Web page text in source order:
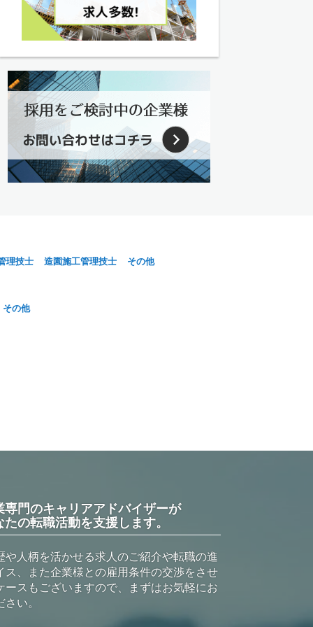
理技士 造園施工管理技士 その他
その他
専門のキャリアアドバイザーが
たの転職活動を支援します。
や人柄を活かせる求人のご紹介や転職の進
ス、また企業様との雇用条件の交渉をさせ
ースもございますので、まずはお気軽にお
い。